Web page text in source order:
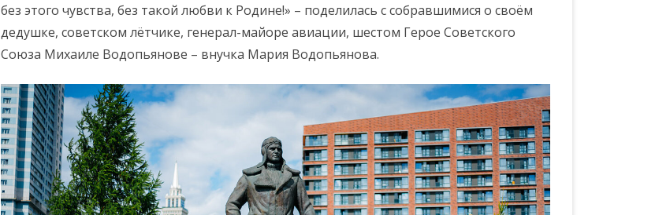
без этого чувства, без такой любви к Родине!» – поделилась с собравшимися о своём
дедушке, советском лётчике, генерал-майоре авиации, шестом Герое Советского
Союза Михаиле Водопьянове – внучка Мария Водопьянова.